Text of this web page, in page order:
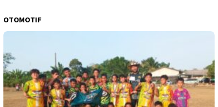
OTOMOTIF